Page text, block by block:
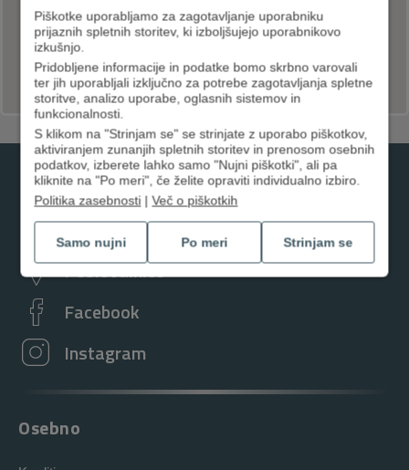
01 3000 200
kontaktni.center@dh.si
Poslovalnice
Facebook
Instagram
Osebno
Piškotke uporabljamo za zagotavljanje uporabniku
prijaznih spletnih storitev, ki izboljšujejo uporabnikovo
izkušnjo.
Pridobljene informacije in podatke bomo skrbno varovali
ter jih uporabljali izključno za potrebe zagotavljanja spletne
storitve, analizo uporabe, oglasnih sistemov in
funkcionalnosti.
S klikom na "Strinjam se" se strinjate z uporabo piškotkov,
aktiviranjem zunanjih spletnih storitev in prenosom osebnih
podatkov, izberete lahko samo "Nujni piškotki", ali pa
kliknite na "Po meri", če želite opraviti individualno izbiro.
Politika zasebnosti |Več o piškotkih
Samo nujni Po meri Strinjam se